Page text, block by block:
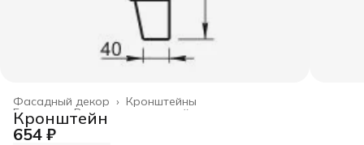
Кронштейны
Фасадный декор ›
Весь архитектурный декор
Главная ›
Кронштейн
654 ₽